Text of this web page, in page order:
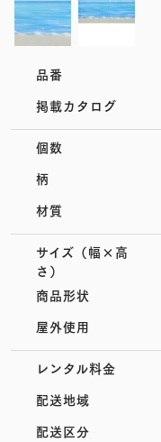
品番
掲載カタログ
個数
柄
材質
サイズ （幅×高
さ）
商品形状
屋外使用
レンタル料金
配送地域
配送区分